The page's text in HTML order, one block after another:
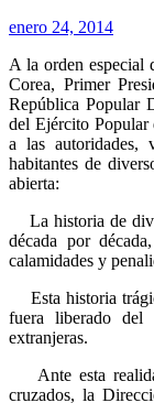
enero 24, 2014
A la orden especial
Corea, Primer
República Popular
del Ejército
a las autoridades,
habitantes de
abierta:
La historia de
década por
calamidades y
Esta historia
fuera liberado del
extranjeras.
Ante esta
cruzados, la